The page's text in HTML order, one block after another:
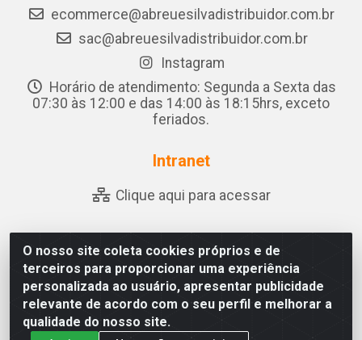
O nosso site coleta cookies próprios e de
terceiros para proporcionar uma experiência
personalizada ao usuário, apresentar publicidade
relevante de acordo com o seu perfil e melhorar a
qualidade do nosso site.
ecommerce@abreuesilvadistribuidor.com.br
sac@abreuesilvadistribuidor.com.br
Instagram
Horário de atendimento: Segunda a Sexta das
07:30 às 12:00 e das 14:00 às 18:15hrs, exceto
feriados.
Intranet
Clique aqui para acessar
Abreu & Silva - Rua Padre Jose de Souza Leite, 265 - Ariado,
Olho D'Água das Flores/AL - CEP 57.442-000 - CNPJ
04.790.656/0001-06